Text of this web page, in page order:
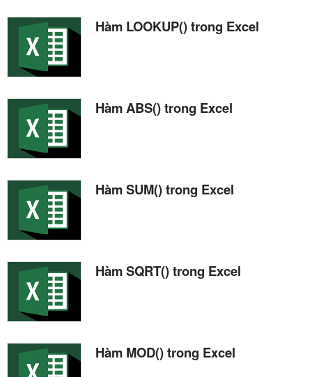
Hàm LOOKUP() trong Excel
Hàm ABS() trong Excel
Hàm SUM() trong Excel
Hàm SQRT() trong Excel
Hàm MOD() trong Excel